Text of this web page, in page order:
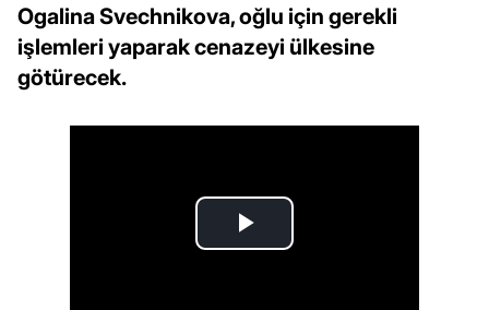
Ogalina Svechnikova, oğlu için gerekli
işlemleri yaparak cenazeyi ülkesine
götürecek.